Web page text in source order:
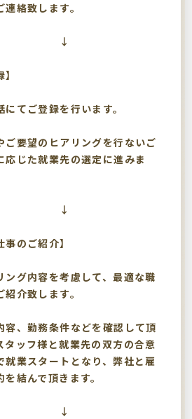
連絡致します。
にてご登録を行います。
ご要望のヒアリングを行ないご
応じた就業先の選定に進みま
事のご紹介】
ング内容を考慮して、最適な職
紹介致します。
容、勤務条件などを確認して頂
タッフ様と就業先の双方の合意
就業スタートとなり、弊社と雇
を結んで頂きます。